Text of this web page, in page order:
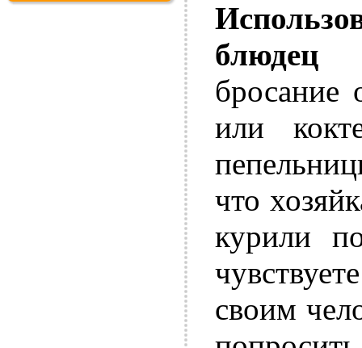
блюдец
бросание
или
что
курили
своим